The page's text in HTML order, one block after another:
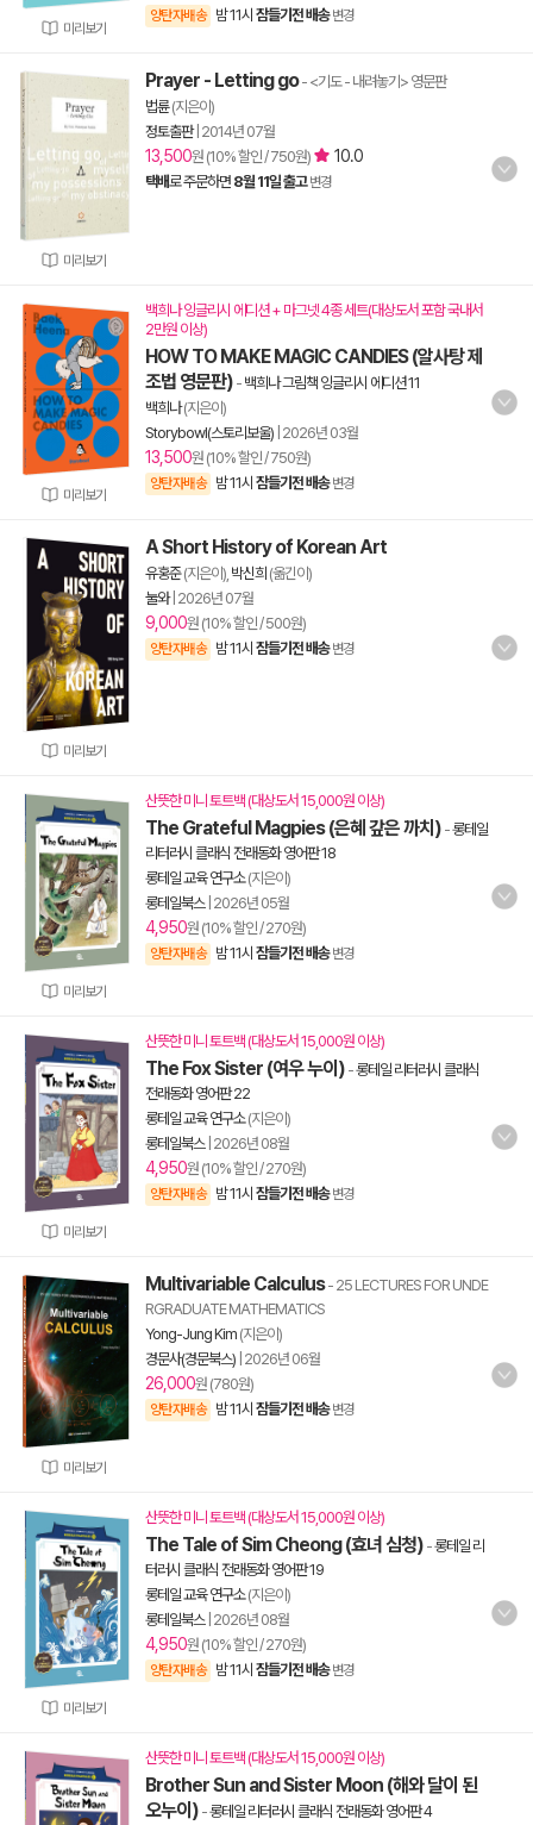
미리보기
양탄자배송 밤 11시 잠들기전 배송 변경
미리보기
Prayer - Letting go- <기도 - 내려놓기> 영문판
법륜(지은이)
정토출판| 2014년 07월
13,500원 (10% 할인 / 750원) 10.0
택배로 주문하면 8월 11일 출고 변경
미리보기
백희나 잉글리시 에디션 + 마그넷 4종 세트(대상도서 포함 국내서
2만원 이상)
HOW TO MAKE MAGIC CANDIES (알사탕 제
조법 영문판) - 백희나 그림책 잉글리시 에디션 11
백희나(지은이)
Storybowl(스토리보울) 2026년 03월
13,500원 (10% 할인 / 750원)
양탄자배송 밤 11시 잠들기전 배송 변경
미리보기
A Short History of Korean Art
유홍준(지은이), 박신희 (옮긴이)
눌와| 2026년 07월
9,000원 (10% 할인 / 500원)
양탄자배송 밤 11시 잠들기전 배송 변경
미리보기
산뜻한 미니 토트백 (대상도서 15,000원 이상)
The Grateful Magpies (은혜 갚은 까치) -롱테일
리터러시 클래식 전래동화 영어판 18
롱테일 교육 연구소(지은이)
롱테일북스| 2026년 05월
4,950원 (10% 할인 / 270원)
양탄자배송 밤 11시 잠들기전 배송 변경
미리보기
산뜻한 미니 토트백 (대상도서 15,000원 이상)
The Fox Sister (여우 누이) -롱테일 리터러시 클래식
전래동화 영어판 22
롱테일 교육 연구소(지은이)
롱테일북스| 2026년 08월
4,950원 (10% 할인 / 270원)
양탄자배송 밤 11시 잠들기전 배송 변경
미리보기
Multivariable Calculus- 25 LECTURES FOR UNDE
RGRADUATE MATHEMATICS
Yong-Jung Kim (지은이)
경문사(경문북스) 2026년 06월
26,000원 (780원)
양탄자배송 밤 11시 잠들기전 배송 변경
미리보기
산뜻한 미니 토트백 (대상도서 15,000원 이상)
The Tale of Sim Cheong (효녀 심청) -롱테일 리
터러시 클래식 전래동화 영어판 19
롱테일 교육 연구소(지은이)
롱테일북스| 2026년 08월
4,950원 (10% 할인 / 270원)
양탄자배송 밤 11시 잠들기전 배송 변경
산뜻한 미니 토트백 (대상도서 15,000원 이상)
Brother Sun and Sister Moon (해와 달이 된
오누이) -롱테일 리터러시 클래식 전래동화 영어판 4